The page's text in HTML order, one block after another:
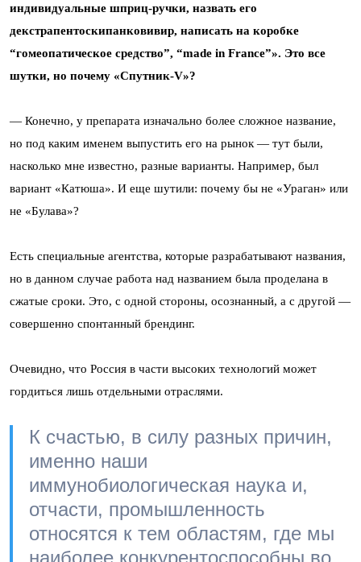
индивидуальные шприц-ручки, назвать его
декстрапентоскипанковивир, написать на коробке
“гомеопатическое средство”, “made in France”». Это все
шутки, но почему «Спутник-V»?
— Конечно, у препарата изначально более сложное название,
но под каким именем выпустить его на рынок — тут были,
насколько мне известно, разные варианты. Например, был
вариант «Катюша». И еще шутили: почему бы не «Ураган» или
не «Булава»?
Есть специальные агентства, которые разрабатывают названия,
но в данном случае работа над названием была проделана в
сжатые сроки. Это, с одной стороны, осознанный, а с другой —
совершенно спонтанный брендинг.
Очевидно, что Россия в части высоких технологий может
гордиться лишь отдельными отраслями.
К счастью, в силу разных причин,
именно наши
иммунобиологическая наука и,
отчасти, промышленность
относятся к тем областям, где мы
наиболее конкурентоспособны во